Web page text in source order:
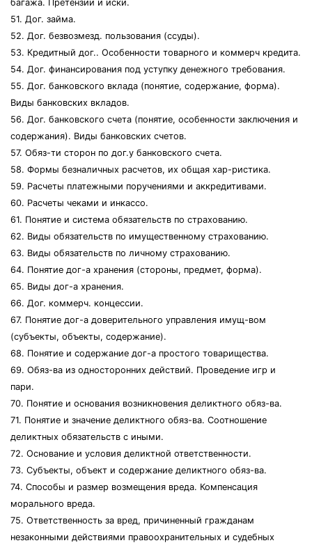
багажа. Претензии и иски.
51. Дог. займа.
52. Дог. безвозмезд. пользования (ссуды).
53. Кредитный дог.. Особенности товарного и коммерч кредита.
54. Дог. финансирования под уступку денежного требования.
55. Дог. банковского вклада (понятие, содержание, форма).
Виды банковских вкладов.
56. Дог. банковского счета (понятие, особенности заключения и
содержания). Виды банковских счетов.
57. Обяз-ти сторон по дог.у банковского счета.
58. Формы безналичных расчетов, их общая хар-ристика.
59. Расчеты платежными поручениями и аккредитивами.
60. Расчеты чеками и инкассо.
61. Понятие и система обязательств по страхованию.
62. Виды обязательств по имущественному страхованию.
63. Виды обязательств по личному страхованию.
64. Понятие дог-а хранения (стороны, предмет, форма).
65. Виды дог-а хранения.
66. Дог. коммерч. концессии.
67. Понятие дог-а доверительного управления имущ-вом
(субъекты, объекты, содержание).
68. Понятие и содержание дог-а простого товарищества.
69. Обяз-ва из односторонних действий. Проведение игр и
пари.
70. Понятие и основания возникновения деликтного обяз-ва.
71. Понятие и значение деликтного обяз-ва. Соотношение
деликтных обязательств с иными.
72. Основание и условия деликтной ответственности.
73. Субъекты, объект и содержание деликтного обяз-ва.
74. Способы и размер возмещения вреда. Компенсация
морального вреда.
75. Ответственность за вред, причиненный гражданам
незаконными действиями правоохранительных и судебных